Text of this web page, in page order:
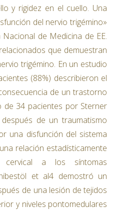
y rigidez en el cuello. Una
del nervio trigémino»
de Medicina de EE.
que demuestran
trigémino. En un estudio
(88%) describieron el
de un trastorno
de 34 pacientes por Sterner
de un traumatismo
una disfunción del sistema
relación estadísticamente
cervical a los síntomas
et al4 demostró un
de una lesión de tejidos
y niveles pontomedulares